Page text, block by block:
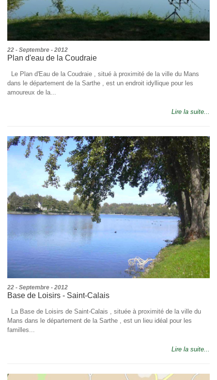
22 - Septembre - 2012
Plan d'eau de la Coudraie
Le Plan d'Eau de la Coudraie , situé à proximité de la ville du Mans
dans le département de la Sarthe , est un endroit idyllique pour les
amoureux de la...
Lire la suite...
22 - Septembre - 2012
Base de Loisirs - Saint-Calais
La Base de Loisirs de Saint-Calais , située à proximité de la ville du
Mans dans le département de la Sarthe , est un lieu idéal pour les
familles...
Lire la suite...